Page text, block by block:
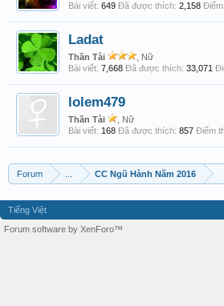
Bài viết: 649 Đã được thích: 2,158 Điểm
Ladat
Thần Tài
, Nữ
Bài viết: 7,668 Đã được thích: 33,071
lolem479
Thần Tài
, Nữ
Bài viết: 168 Đã được thích: 857 Điểm
Forum CC Ngũ Hành Năm 2016
Tiếng Việt
Forum software by XenForo™